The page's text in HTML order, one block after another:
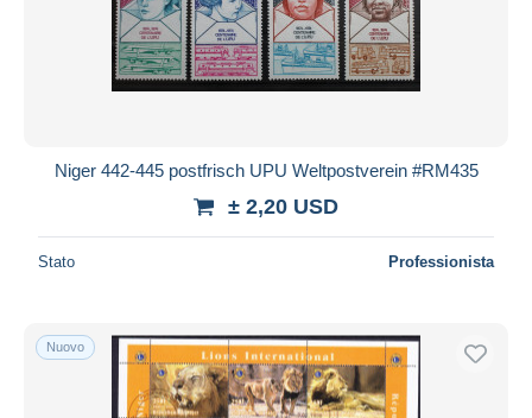
Niger 442-445 postfrisch UPU Weltpostverein #RM435
± 2,20 USD
Stato Professionista
Nuovo